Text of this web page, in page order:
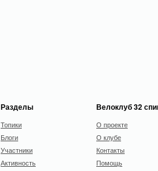
Разделы
Топики
Блоги
Участники
Активность
Велоклуб 32
О проекте
О клубе
Контакты
Помощь